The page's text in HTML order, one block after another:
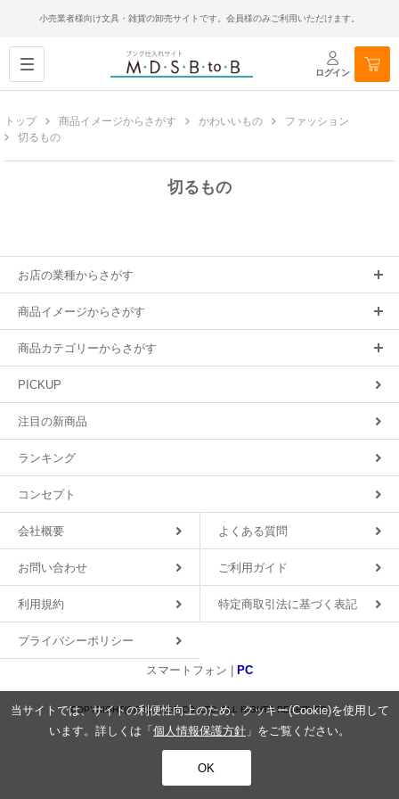
小売業者様向け文具・雑貨の卸売サイトです。会員様のみご利用いただけます。
ログイン
トップ 商品イメージからさがす かわいいもの
ファッション
切るもの
切るもの
お店の業種からさがす
商品イメージからさがす
商品カテゴリーからさがす
PICKUP
注目の新商品
ランキング
コンセプト
会社概要 よくある質問
お問い合わせ ご利用ガイド
利用規約 特定商取引法に基づく表記
プライバシーポリシー
スマートフォン | PC
COPYRIGHT(C)2018 MDS CO.,LTD. ALL RIGHTS RESERVED.
当サイトでは、サイトの利便性向上のため、クッキー(Cookie)を使用して
います。詳しくは「 個人情報保護方針 」をご覧ください。
OK